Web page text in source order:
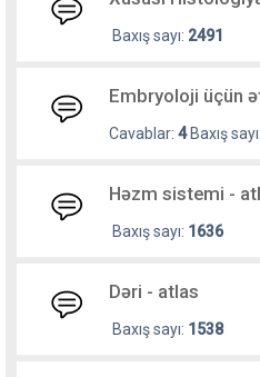
Baxış sayı: 2491
Embryoloji üçün
Cavablar: 4Baxış sayı:
Həzm sistemi -
Baxış sayı: 1636
Dəri - atlas
Baxış sayı: 1538